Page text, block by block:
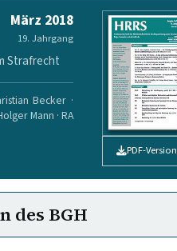
März 2018
19. Jahrgang
Strafrecht
Becker ·
Mann · RA
PDF-Version
des BGH